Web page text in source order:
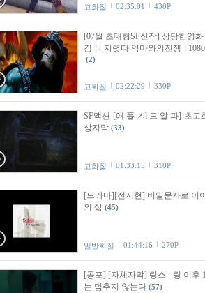
고화질 02:35:01 430P
[07월 초대형SF신작] 상당한영
검 ] [ 지렷다 악마와의전쟁 ]
(2)
고화질 02:22:29 330P
SF액션-[애 플 ㅅl 드 알 파]-초고
상자막 (33)
고화질 01:33:15 310P
[드라마][전지현] 비밀문자로 이
의 삶 (45)
일반화질 01:44:16 270P
[공포] [자체자막] 링스 - 링 이후
는 멈추지 않는다 (57)